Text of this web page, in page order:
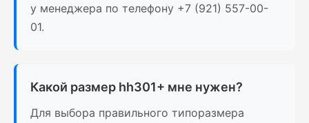
у менеджера по телефону +7 (921) 557-00-
01.
Какой размер hh301+ мне нужен?
Для выбора правильного типоразмера